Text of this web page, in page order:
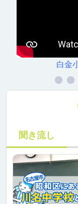
聞き流し